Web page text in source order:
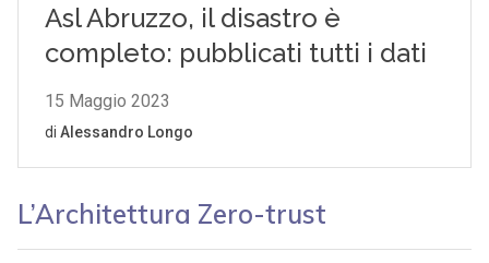
Risulta oramai evidente che l’attuale modello di
sicurezza basato sul perimetro utilizzato dalla
maggior parte delle organizzazioni sanitarie –
data la natura interconnessa del futuro con i
dispositivi medici IoMT (Internet of Medical
Things), la realtà aumentata, la robotica e altro
ancora – non sarà più efficace.